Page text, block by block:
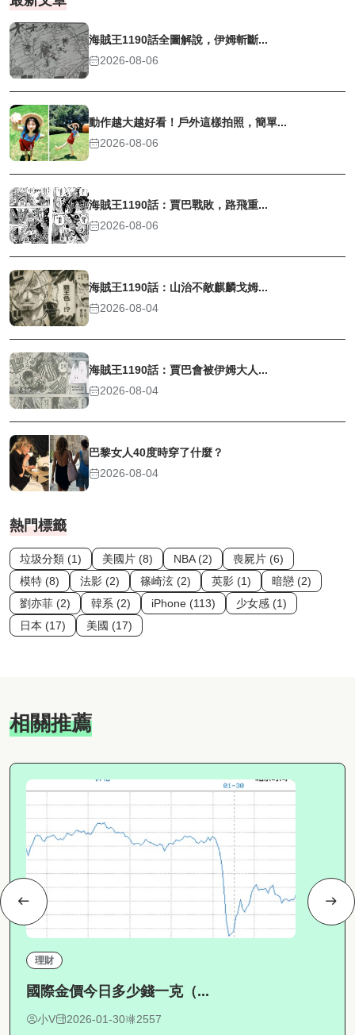
海賊王1190話全圖解說，伊姆斬斷...
2026-08-06
動作越大越好看！戶外這樣拍照，簡單...
2026-08-06
海賊王1190話：賈巴戰敗，路飛重...
2026-08-06
海賊王1190話：山治不敵麒麟戈姆...
2026-08-04
海賊王1190話：賈巴會被伊姆大人...
2026-08-04
巴黎女人40度時穿了什麼？
2026-08-04
熱門標籤
垃圾分類 (1) 美國片 (8) NBA (2)
喪屍片 (6)
模特 (8)
法影 (2) 篠崎泫 (2) 英影 (1)
暗戀 (2)
劉亦菲 (2)
韓系 (2) iPhone (113)
少女感 (1)
日本 (17)
美國 (17)
相關推薦
理財
國際金價今日多少錢一克（...
小V 2026-01-30 2557